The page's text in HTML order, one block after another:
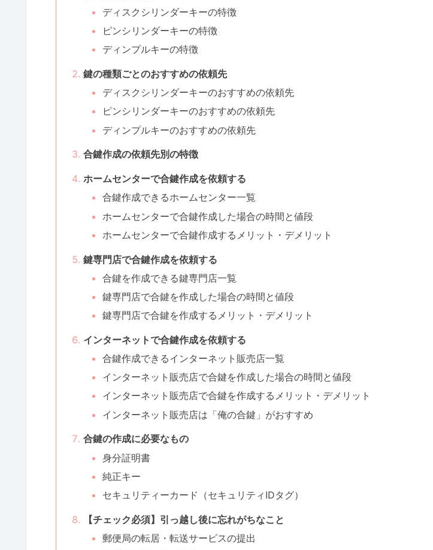
ディスクシリンダーキーの特徴
ピンシリンダーキーの特徴
ディンプルキーの特徴
鍵の種類ごとのおすすめの依頼先
ディスクシリンダーキーのおすすめの依頼先
ピンシリンダーキーのおすすめの依頼先
ディンプルキーのおすすめの依頼先
合鍵作成の依頼先別の特徴
ホームセンターで合鍵作成を依頼する
合鍵作成できるホームセンター一覧
ホームセンターで合鍵作成した場合の時間と値段
ホームセンターで合鍵作成するメリット・デメリット
鍵専門店で合鍵作成を依頼する
合鍵を作成できる鍵専門店一覧
鍵専門店で合鍵を作成した場合の時間と値段
鍵専門店で合鍵を作成するメリット・デメリット
インターネットで合鍵作成を依頼する
合鍵作成できるインターネット販売店一覧
インターネット販売店で合鍵を作成した場合の時間と値段
インターネット販売店で合鍵を作成するメリット・デメリット
インターネット販売店は「俺の合鍵」がおすすめ
合鍵の作成に必要なもの
身分証明書
純正キー
セキュリティーカード（セキュリティIDタグ）
【チェック必須】引っ越し後に忘れがちなこと
郵便局の転居・転送サービスの提出